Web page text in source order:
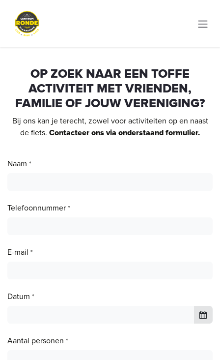
OP ZOEK NAAR EEN TOFFE
ACTIVITEIT MET VRIENDEN,
FAMILIE OF JOUW VERENIGING?
Bij ons kan je terecht, zowel voor activiteiten op en naast
de fiets. Contacteer ons via onderstaand formulier.
Naam *
Telefoonnummer *
E-mail *
Datum *
Aantal personen *